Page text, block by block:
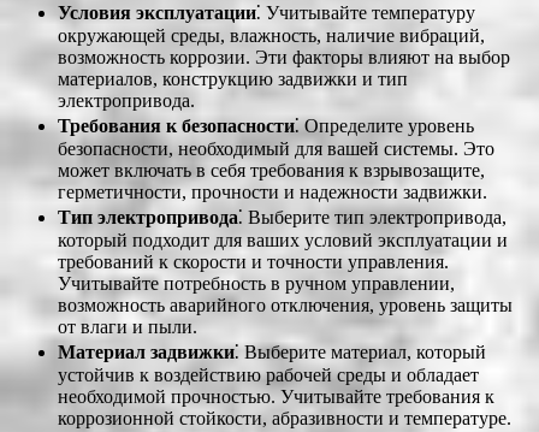
Условия эксплуатации⁚ Учитывайте температуру
окружающей среды, влажность, наличие вибраций,
возможность коррозии. Эти факторы влияют на выбор
материалов, конструкцию задвижки и тип
электропривода.
Требования к безопасности⁚ Определите уровень
безопасности, необходимый для вашей системы. Это
может включать в себя требования к взрывозащите,
герметичности, прочности и надежности задвижки.
Тип электропривода⁚ Выберите тип электропривода,
который подходит для ваших условий эксплуатации и
требований к скорости и точности управления.
Учитывайте потребность в ручном управлении,
возможность аварийного отключения, уровень защиты
от влаги и пыли.
Материал задвижки⁚ Выберите материал, который
устойчив к воздействию рабочей среды и обладает
необходимой прочностью. Учитывайте требования к
коррозионной стойкости, абразивности и температуре.